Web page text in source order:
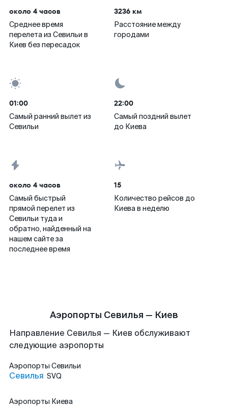
около 4 часов
Среднее время
перелета из Севильи в
Киев без пересадок
3236 км
Расстояние между
городами
01:00
Самый ранний вылет из
Севильи
22:00
Самый поздний вылет
до Киева
около 4 часов
Самый быстрый
прямой перелет из
Севильи туда и
обратно, найденный на
нашем сайте за
последнее время
15
Количество рейсов до
Киева в неделю
Аэропорты Севилья — Киев
Направление Севилья — Киев обслуживают
следующие аэропорты
Аэропорты Севильи
Севилья SVQ
Аэропорты Киева